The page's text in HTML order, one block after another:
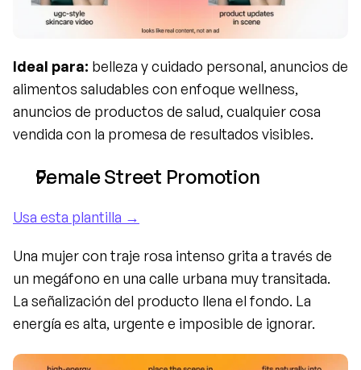
Ideal para: belleza y cuidado personal, anuncios de
alimentos saludables con enfoque wellness,
anuncios de productos de salud, cualquier cosa
vendida con la promesa de resultados visibles.
Female Street Promotion
Usa esta plantilla →
Una mujer con traje rosa intenso grita a través de
un megáfono en una calle urbana muy transitada.
La señalización del producto llena el fondo. La
energía es alta, urgente e imposible de ignorar.